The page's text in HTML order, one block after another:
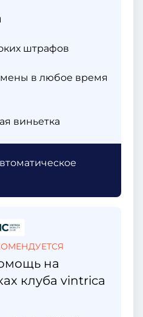
штрафов
в любое время
виньетка
на
клуба vintrica